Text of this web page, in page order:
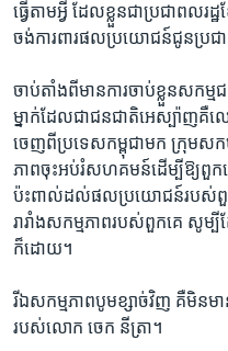
ធ្វើ​តាម​អ្វី ដែល​ខ្លួន​ជា​ប្រជាពលរដ្
ចង់​ការពារ​ផល​ប្រយោជន៍​ជូន​ប្រជាព
ចាប់​តាំងពី​មាន​ការ​ចាប់​ខ្លួន​សកម្
ម្នាក់​ដែល​ជា​ជន​ជាតិ​អេស្ប៉ាញ​
ចេញ​ពី​ប្រទេស​កម្ពុជា​មក ក្រុម​សកម្
ភាព​ចុះ​អប់រំ​សហគមន៍​ដើម្បី​ឱ្យ​ពួ
ប៉ះពាល់​ដល់​ផលប្រយោជន៍​របស់​ពួក
រារាំង​សកម្មភាព​របស់​ពួកគេ សូម្
ក៏ដោយ។
រី​ឯ​សកម្ម​ភាព​បូមខ្សាច់​វិញ​ គឺ​មិន​មា
របស់​លោក​ ចេក នីត្រា។